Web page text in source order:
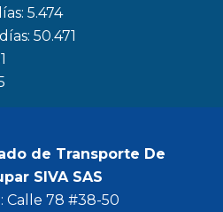
a
m
5.474
50.471
de Transporte De
SIVA SAS
Calle 78 #38-50